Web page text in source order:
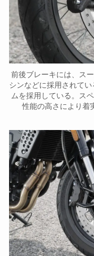
前後ブレーキには、ス
シンなどに採用されて
ムを採用している。ス
性能の高さにより着